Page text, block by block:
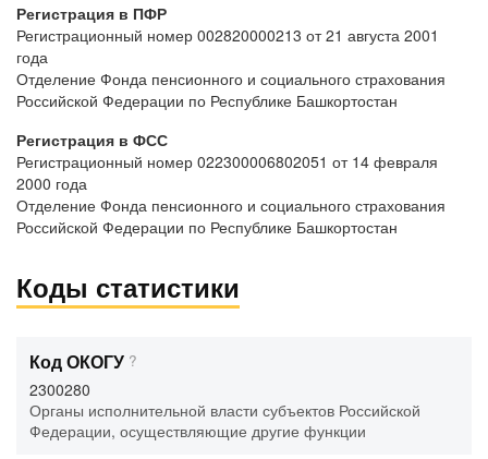
Регистрация в ПФР
Регистрационный номер 002820000213 от 21 августа 2001
года
Отделение Фонда пенсионного и социального страхования
Российской Федерации по Республике Башкортостан
Регистрация в ФСС
Регистрационный номер 022300006802051 от 14 февраля
2000 года
Отделение Фонда пенсионного и социального страхования
Российской Федерации по Республике Башкортостан
Коды статистики
Код ОКОГУ ?
2300280
Органы исполнительной власти субъектов Российской
Федерации, осуществляющие другие функции